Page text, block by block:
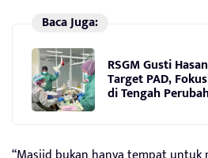
Baca Juga:
RSGM Gusti
Target PAD,
di Tengah